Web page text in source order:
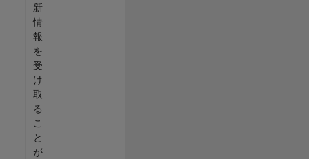
新
情
報
を
受
け
取
る
こ
と
が